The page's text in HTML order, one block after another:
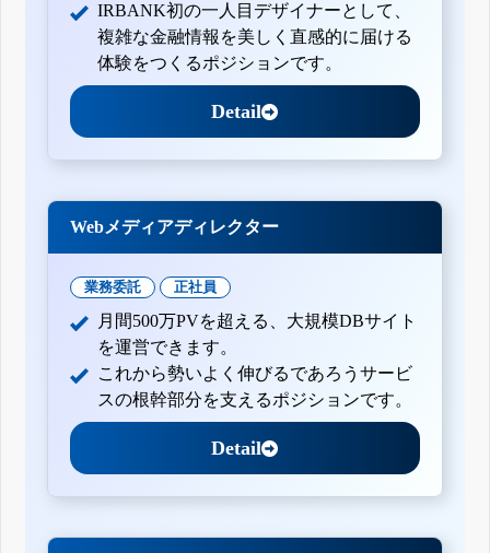
IRBANK初の一人目デザイナーとして、
複雑な金融情報を美しく直感的に届ける
体験をつくるポジションです。
Detail
Webメディアディレクター
業務委託 正社員
月間500万PVを超える、大規模DBサイト
を運営できます。
これから勢いよく伸びるであろうサービ
スの根幹部分を支えるポジションです。
Detail